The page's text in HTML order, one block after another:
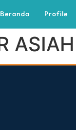
Beranda Profile
ASIAH